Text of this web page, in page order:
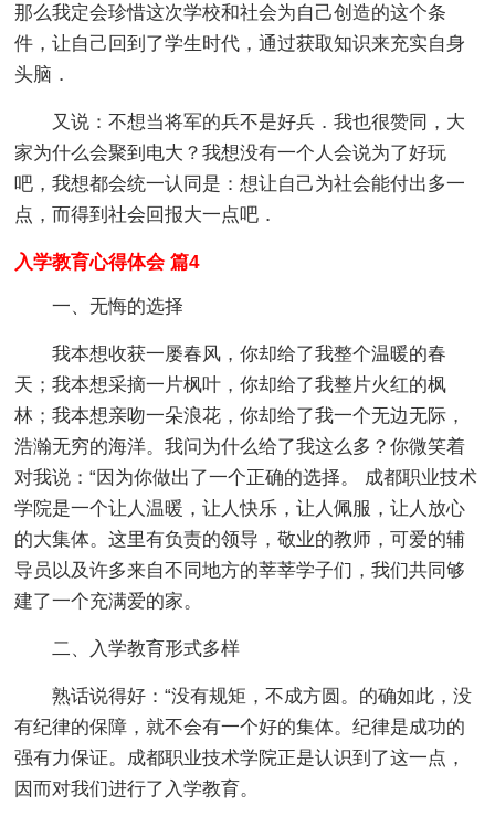
那么我定会珍惜这次学校和社会为自己创造的这个条
件，让自己回到了学生时代，通过获取知识来充实自身
头脑．
又说：不想当将军的兵不是好兵．我也很赞同，大
家为什么会聚到电大？我想没有一个人会说为了好玩
吧，我想都会统一认同是：想让自己为社会能付出多一
点，而得到社会回报大一点吧．
入学教育心得体会 篇4
一、无悔的选择
我本想收获一屡春风，你却给了我整个温暖的春
天；我本想采摘一片枫叶，你却给了我整片火红的枫
林；我本想亲吻一朵浪花，你却给了我一个无边无际，
浩瀚无穷的海洋。我问为什么给了我这么多？你微笑着
对我说：“因为你做出了一个正确的选择。 成都职业技术
学院是一个让人温暖，让人快乐，让人佩服，让人放心
的大集体。这里有负责的领导，敬业的教师，可爱的辅
导员以及许多来自不同地方的莘莘学子们，我们共同够
建了一个充满爱的家。
二、入学教育形式多样
熟话说得好：“没有规矩，不成方圆。的确如此，没
有纪律的保障，就不会有一个好的集体。纪律是成功的
强有力保证。成都职业技术学院正是认识到了这一点，
因而对我们进行了入学教育。